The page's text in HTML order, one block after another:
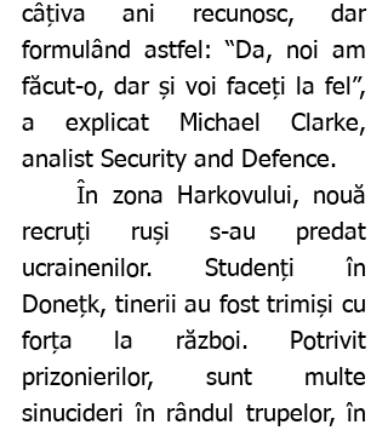
câțiva ani recunosc, dar
formulând astfel: “Da, noi am
făcut-o, dar și voi faceți la fel”,
a explicat Michael Clarke,
analist Security and Defence.
	În zona Harkovului, nouă
recruți ruși s-au predat
ucrainenilor. Studenți în
Donețk, tinerii au fost trimiși cu
forța la război. Potrivit
prizonierilor, sunt multe
sinucideri în rândul trupelor, în